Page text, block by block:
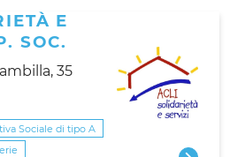
E
SOC.
35
Sociale di tipo A